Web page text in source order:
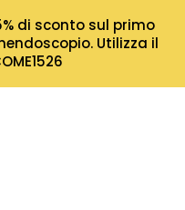
di sconto sul primo
Utilizza il